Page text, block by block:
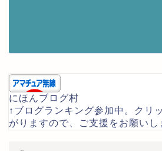
にほんブログ村
↑ブログランキング参加中。クリ
がりますので、ご支援をお願いし